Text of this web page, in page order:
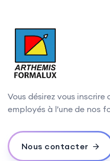
Vous désirez vous inscrire
employés à l’une de nos
Nous contacter